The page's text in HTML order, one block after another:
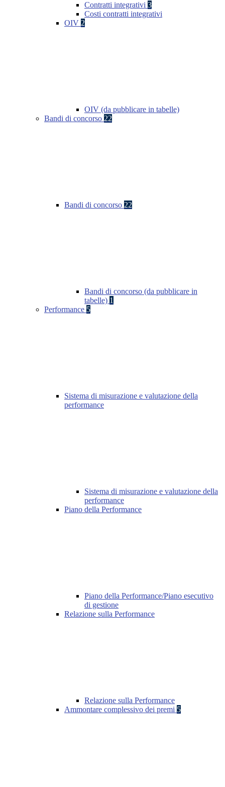
Contratti integrativi 3
Costi contratti integrativi
OIV 2
OIV (da pubblicare in tabelle)
Bandi di concorso 22
Bandi di concorso 22
Bandi di concorso (da pubblicare in
tabelle) 1
Performance 5
Sistema di misurazione e valutazione della
performance
Sistema di misurazione e valutazione della
performance
Piano della Performance
Piano della Performance/Piano esecutivo
di gestione
Relazione sulla Performance
Relazione sulla Performance
Ammontare complessivo dei premi 5